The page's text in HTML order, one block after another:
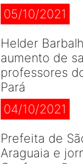
05/10/2021
Helder
aumento de
professores
Pará
04/10/2021
Prefeita de
Araguaia e